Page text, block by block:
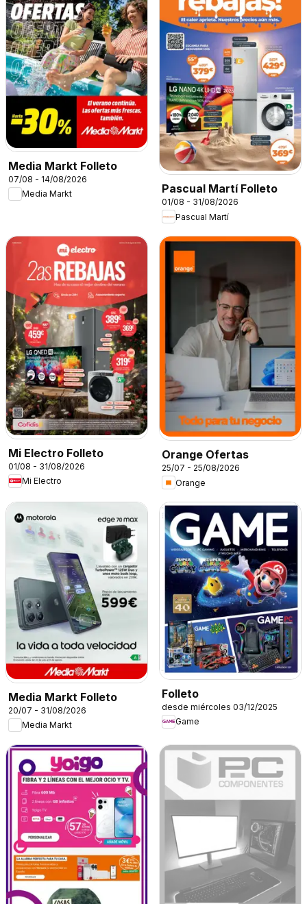
Media Markt Folleto
07/08 - 14/08/2026
Media Markt
Pascual Martí Folleto
01/08 - 31/08/2026
Pascual Martí
Mi Electro Folleto
01/08 - 31/08/2026
Mi Electro
Orange Ofertas
25/07 - 25/08/2026
Orange
Media Markt Folleto
20/07 - 31/08/2026
Media Markt
Folleto
desde miércoles 03/12/2025
Game